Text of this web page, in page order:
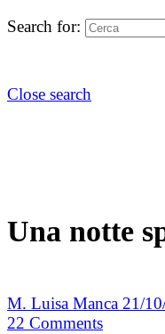
Search for:
Close search
Una notte
M. Luisa Manca 21/
22 Comments